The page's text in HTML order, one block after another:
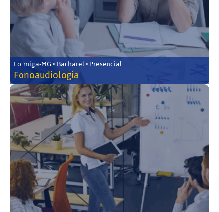
Formiga-MG • Bacharel • Presencial
Fonoaudiologia